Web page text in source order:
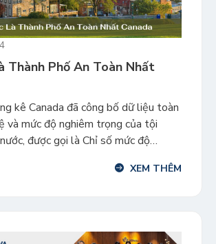
Thành Phố An Toàn Nhất
kê Canada đã công bố dữ liệu toàn
và mức độ nghiêm trọng của tội
được gọi là Chỉ số mức độ
toàn nhất ở Canada thuộc về cácXEM THÊM